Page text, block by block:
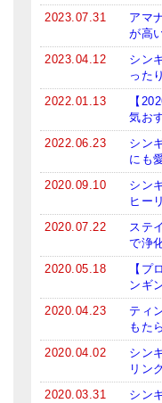
シンギングボウル入門本
アウトレット
オリジナルグッズ
神々とつながるジュエ
ヒーリング・マンダラ
ロゴステッカー・ポス
亡命チベット人尼僧の
チベット・マントラ・
ギフトラッピング
シンギングボウル講座
2023.07.31
アマ
が高
2023.04.12
シン
った
2022.01.13
【
気お
2022.06.23
シン
にも
2020.09.10
シン
ヒー
2020.07.22
ステ
で浄
2020.05.18
【プ
ンギ
2020.04.23
ティ
もた
2020.04.02
シン
リン
2020.03.31
シン